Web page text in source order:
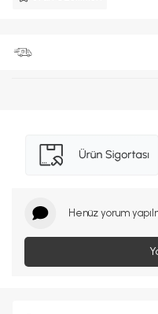
Henüz yorum